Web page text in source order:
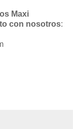
Maxi
con nosotros: